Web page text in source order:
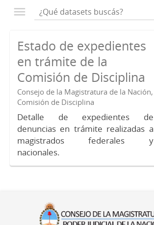
Estado de expedientes
en trámite de la
Comisión de Disciplina
Consejo de la Magistratura de la Nación,
Comisión de Disciplina
Detalle de expedientes de
denuncias en trámite realizadas a
magistrados federales y
nacionales.